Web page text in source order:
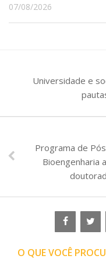
07/08/2026
Universidade e
Programa de
Bioengenharia
O QUE VOCÊ